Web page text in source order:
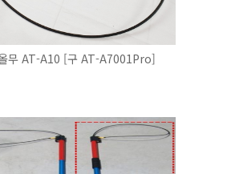
무 AT-A10 [구 AT-A7001Pro]